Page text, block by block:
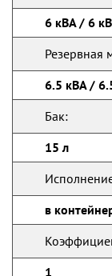
6 кВА / 6
Резервная
6.5 кВА /
Бак:
15 л
в
1